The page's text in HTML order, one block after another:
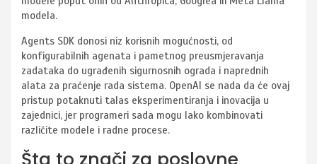
modela.
Agents SDK donosi niz korisnih mogućnosti, od
konfigurabilnih agenata i pametnog preusmjeravanja
zadataka do ugrađenih sigurnosnih ograda i naprednih
alata za praćenje rada sistema. OpenAI se nada da će ovaj
pristup potaknuti talas eksperimentiranja i inovacija u
zajednici, jer programeri sada mogu lako kombinovati
različite modele i radne procese.